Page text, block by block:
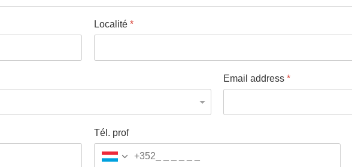
Localité*
Email address *
Tél. prof
+352